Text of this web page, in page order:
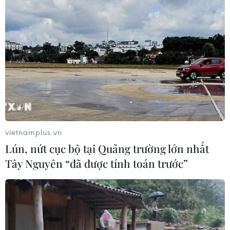
tốc
06/08/2026 04:24
Tăng tốc giải phóng mặt bằng mở
rộng cao tốc Cam Lộ-La Sơn qua
thành phố Huế
06/08/2026 03:01
CƠ QUAN CHỦ QUẢN: THÔNG TẤN XÃ VIỆT NAM
vietnamplus.vn
Lún, nứt cục bộ tại Quảng trường lớn nhất
Tây Nguyên “đã được tính toán trước”